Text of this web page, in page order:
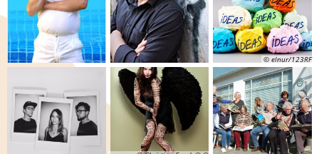
© elnur/123RF